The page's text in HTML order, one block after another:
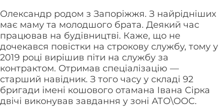
Олександр родом з Запоріжжя. З найрідніших
має маму та молодшого брата. Деякий час
працював на будівництві. Каже, що не
дочекався повістки на строкову службу, тому у
2019 році вирішив піти на службу за
контрактом. Отримав спеціалізацію —
старший навідник. З того часу у складі 92
бригади імені кошового отамана Івана Сірка
двічі виконував завдання у зоні АТО\ООС.